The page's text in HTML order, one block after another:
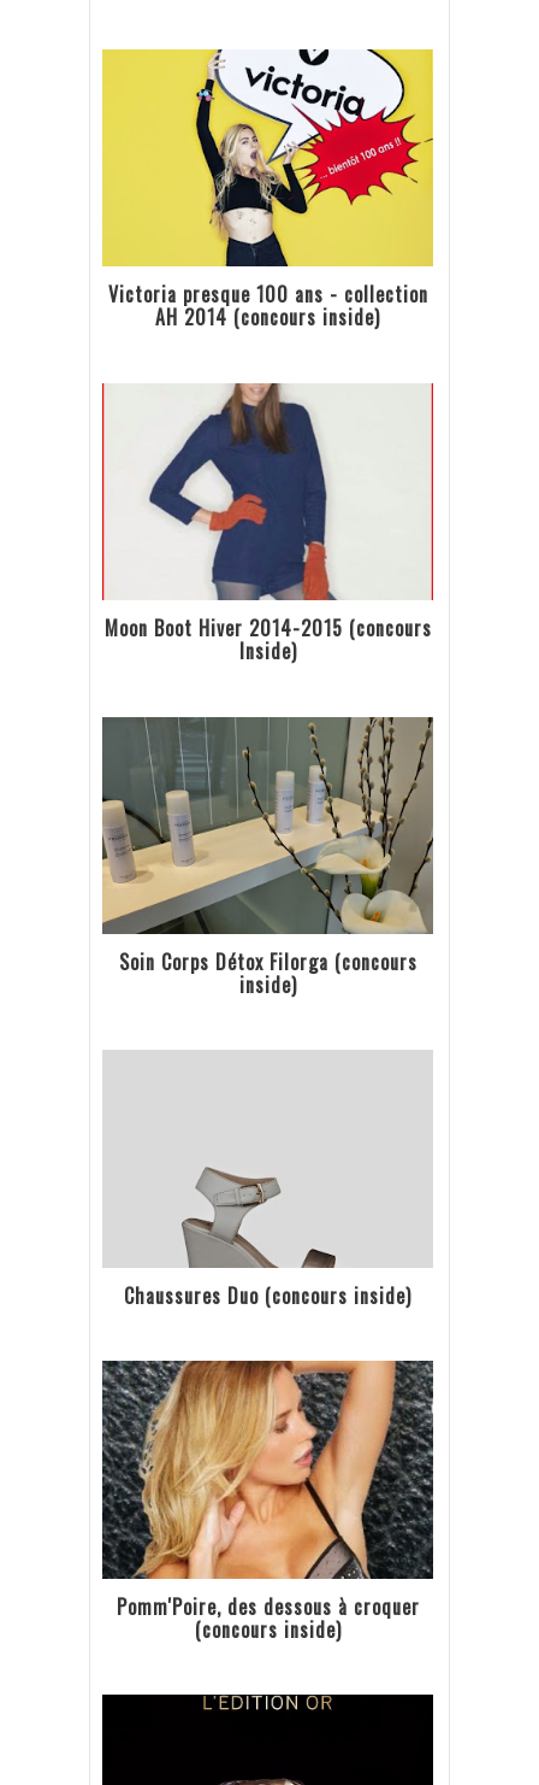
Victoria presque 100 ans - collection
AH 2014 (concours inside)
Moon Boot Hiver 2014-2015 (concours
Inside)
Soin Corps Détox Filorga (concours
inside)
Chaussures Duo (concours inside)
Pomm'Poire, des dessous à croquer
(concours inside)